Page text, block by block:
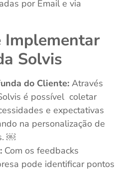
por Email e via
Implementar
Solvis
do Cliente: Através
é possível coletar
e expectativas
na personalização de
￼
Com os feedbacks
pode identificar pontos